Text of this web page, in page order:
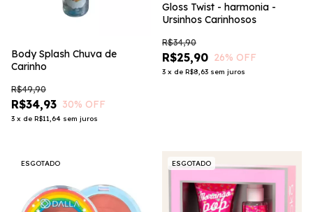
Body Splash Chuva de
Carinho
R$34,93
R$49,90
30% OFF
3 x de R$11,64 sem juros
Gloss Twist - harmonia -
Ursinhos Carinhosos
R$25,90
R$34,90
26% OFF
3 x de R$8,63 sem juros
ESGOTADO ESGOTADO